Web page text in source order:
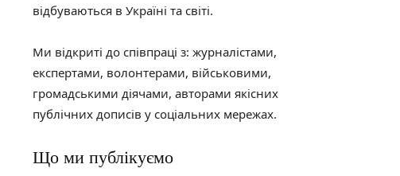
відбуваються в Україні та світі.
Ми відкриті до співпраці з: журналістами,
експертами, волонтерами, військовими,
громадськими діячами, авторами якісних
публічних дописів у соціальних мережах.
Що ми публікуємо